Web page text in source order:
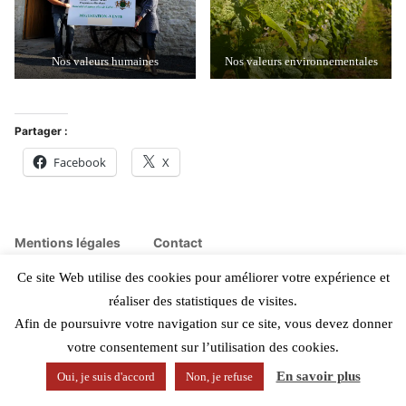
Nos valeurs humaines Nos valeurs environnementales
Partager :
Facebook X
Mentions légales Contact
Château de La Cormerais, proudly powered by WordPress.
Ce site Web utilise des cookies pour améliorer votre expérience et
réaliser des statistiques de visites.
Afin de poursuivre votre navigation sur ce site, vous devez donner
votre consentement sur l’utilisation des cookies.
Oui, je suis d'accord Non, je refuse En savoir plus